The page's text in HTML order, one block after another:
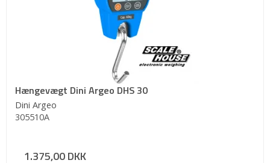
Hængevægt Dini Argeo DHS 30
Dini Argeo
305510A
1.375,00 DKK